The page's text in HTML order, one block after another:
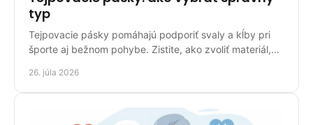
typ
Tejpovacie pásky pomáhajú podporiť svaly a kĺby pri
športe aj bežnom pohybe. Zistite, ako zvoliť materiál,
26. júla 2026